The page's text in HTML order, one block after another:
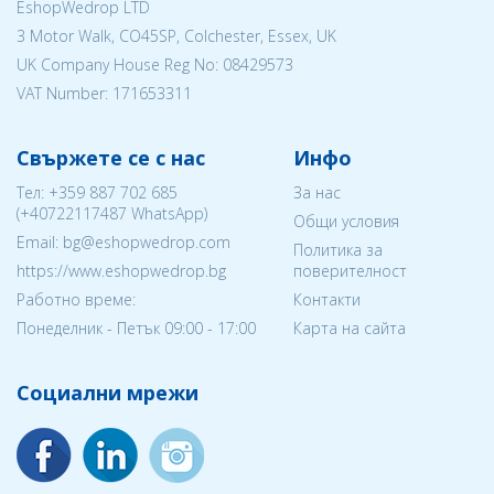
EshopWedrop LTD
3 Motor Walk, CO45SP, Colchester, Essex, UK
UK Company House Reg No: 08429573
VAT Number: 171653311
Свържете се с нас
Тел: +359 887 702 685
(+40722117487 WhatsApp)
Email: bg@eshopwedrop.com
https://www.eshopwedrop.bg
Работно време:
Понеделник - Петък 09:00 - 17:00
Инфо
За нас
Общи условия
Политика за
поверителност
Контакти
Карта на сайта
Социални мрежи